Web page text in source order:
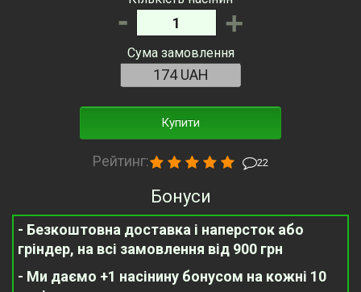
- +
Сума замовлення
Купити
Рейтинг: 22
Бонуси
- Безкоштовна доставка і наперсток або
гріндер, на всі замовлення від 900 грн
- Ми даємо +1 насінину бонусом на кожні 10